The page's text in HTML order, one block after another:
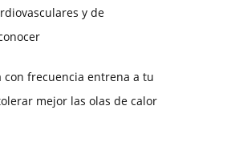
y de
con frecuencia entrena a tu
mejor las olas de calor